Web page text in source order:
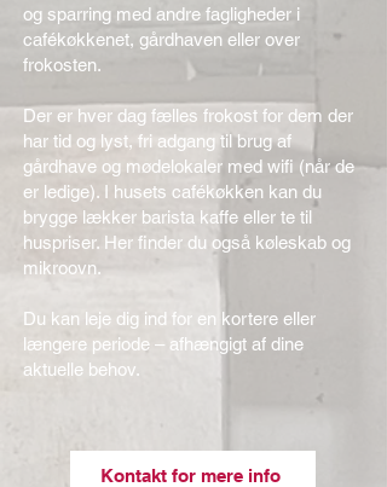
og sparring med andre fagligheder i
cafékøkkenet, gårdhaven eller over
frokosten.
Der er hver dag fælles frokost for dem der
har tid og lyst, fri adgang til brug af
gårdhave og mødelokaler med wifi (når de
er ledige). I husets cafékøkken kan du
brygge lækker barista kaffe eller te til
huspriser. Her finder du også køleskab og
mikroovn.
Du kan leje dig ind for en kortere eller
længere periode – afhængigt af dine
aktuelle behov.
Kontakt for mere info